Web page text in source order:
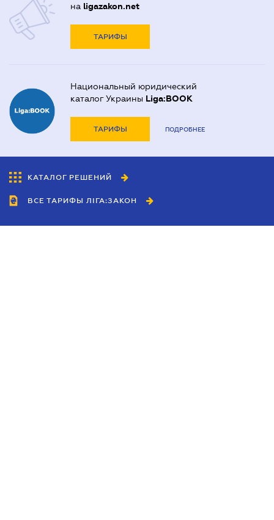
на ligazakon.net
ТАРИФЫ
Национальный юридический
каталог Украины Liga:BOOK
ТАРИФЫ ПОДРОБНЕЕ
КАТАЛОГ РЕШЕНИЙ
ВСЕ ТАРИФЫ ЛІГА:ЗАКОН